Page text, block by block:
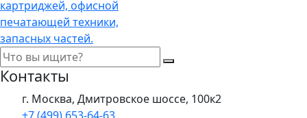
Контакты
г. Москва, Дмитровское шоссе, 100к2